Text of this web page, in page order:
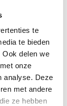
te
te bieden
delen we
onze
analyse. Deze
met andere
ze hebben
de stad zat
mijn vrouw en
kind kregen,
in
terug te keren
plek om te
ik
om mee te